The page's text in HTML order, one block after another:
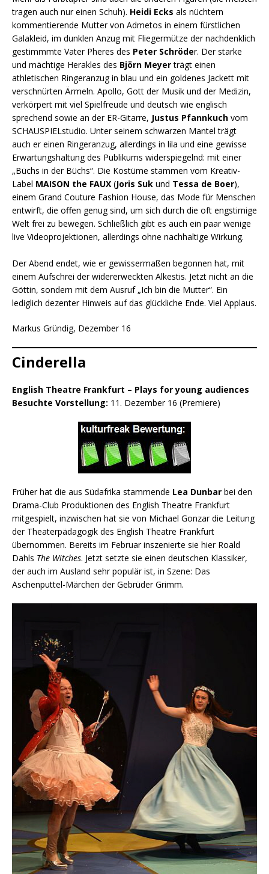
tragen auch nur einen Schuh). Heidi Ecks als nüchtern
kommentierende Mutter von Admetos in einem fürstlichen
Galakleid, im dunklen Anzug mit Fliegermütze der nachdenklich
gestimmmte Vater Pheres des Peter Schröder. Der starke
und mächtige Herakles des Björn Meyerträgt einen
athletischen Ringeranzug in blau und ein goldenes Jackett mit
verschnürten Ärmeln. Apollo, Gott der Musik und der Medizin,
verkörpert mit viel Spielfreude und deutsch wie englisch
sprechend sowie an der ER-Gitarre, Justus Pfannkuch vom
SCHAUSPIELstudio. Unter seinem schwarzen Mantel trägt
auch er einen Ringeranzug, allerdings in lila und eine gewisse
Erwartungshaltung des Publikums widerspiegelnd: mit einer
„Büchs in der Büchs“. Die Kostüme stammen vom Kreativ-
Label MAISON the FAUX (Joris Suk und Tessa de Boer),
einem Grand Couture Fashion House, das Mode für Menschen
entwirft, die offen genug sind, um sich durch die oft engstirnige
Welt frei zu bewegen. Schließlich gibt es auch ein paar wenige
live Videoprojektionen, allerdings ohne nachhaltige Wirkung.
Der Abend endet, wie er gewissermaßen begonnen hat, mit
einem Aufschrei der widererweckten Alkestis. Jetzt nicht an die
Göttin, sondern mit dem Ausruf „Ich bin die Mutter“. Ein
lediglich dezenter Hinweis auf das glückliche Ende. Viel Applaus.
Markus Gründig, Dezember 16
Cinderella
English Theatre Frankfurt – Plays for young audiences
Besuchte Vorstellung: 11. Dezember 16 (Premiere)
Früher hat die aus Südafrika stammende Lea Dunbar bei den
Drama-Club Produktionen des English Theatre Frankfurt
mitgespielt, inzwischen hat sie von Michael Gonzar die Leitung
der Theaterpädagogik des English Theatre Frankfurt
übernommen. Bereits im Februar inszenierte sie hier Roald
Dahls The Witches. Jetzt setzte sie einen deutschen Klassiker,
der auch im Ausland sehr populär ist, in Szene: Das
Aschenputtel-Märchen der Gebrüder Grimm.